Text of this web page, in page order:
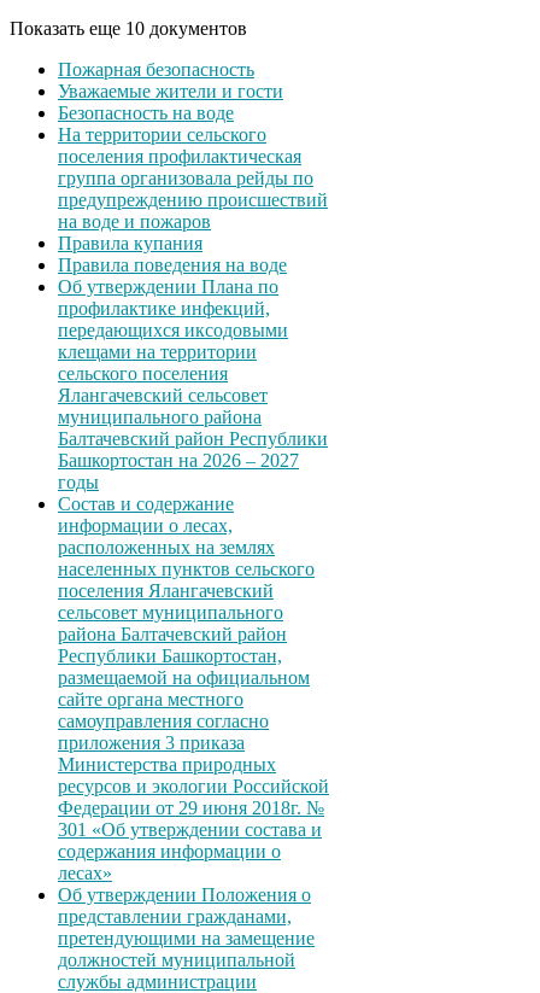
Показать еще 10 документов
Пожарная безопасность
Уважаемые жители и гости
Безопасность на воде
На территории сельского
поселения профилактическая
группа организовала рейды по
предупреждению происшествий
на воде и пожаров
Правила купания
Правила поведения на воде
Об утверждении Плана по
профилактике инфекций,
передающихся иксодовыми
клещами на территории
сельского поселения
Ялангачевский сельсовет
муниципального района
Балтачевский район Республики
Башкортостан на 2026 – 2027
годы
Состав и содержание
информации о лесах,
расположенных на землях
населенных пунктов сельского
поселения Ялангачевский
сельсовет муниципального
района Балтачевский район
Республики Башкортостан,
размещаемой на официальном
сайте органа местного
самоуправления согласно
приложения 3 приказа
Министерства природных
ресурсов и экологии Российской
Федерации от 29 июня 2018г. №
301 «Об утверждении состава и
содержания информации о
лесах»
Об утверждении Положения о
представлении гражданами,
претендующими на замещение
должностей муниципальной
службы администрации